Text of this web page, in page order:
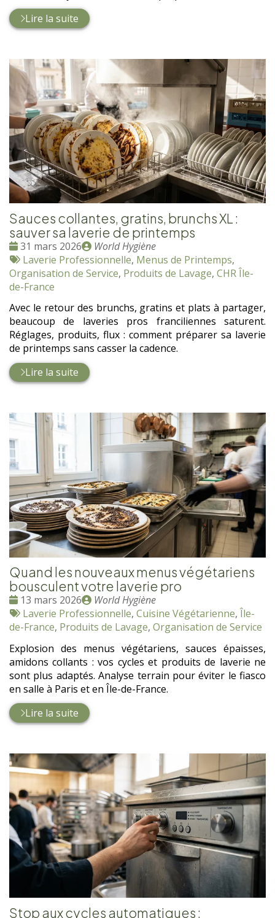
Lire la suite
Sauces collantes, gratins, brunchs XL :
sauver sa laverie de printemps
Date
:
31 mars 2026
Publié
par
World Hygiène
Tags
:
Laverie Professionnelle, Menus de Printemps,
Organisation de Service, Produits de Lavage, CHR Île-
de-France
Avec le retour des brunchs, gratins et plats à partager,
beaucoup de laveries pros franciliennes saturent.
Réglages, produits, flux : comment préparer sa laverie
de printemps sans casser la cadence.
Lire la suite
Quand les nouveaux menus végétariens
bousculent votre laverie pro
Date
:
13 mars 2026
Publié
par
World Hygiène
Tags
:
Laverie Professionnelle, Cuisine Végétarienne, Île-
de-France, Produits de Lavage, Organisation de Service
Explosion des menus végétariens, sauces épaisses,
amidons collants : vos cycles et produits de laverie ne
sont plus adaptés. Analyse terrain pour éviter le fiasco
en salle à Paris et en Île-de-France.
Lire la suite
Stop aux cycles automatiques :